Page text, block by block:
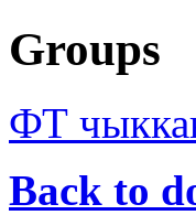
Groups
ФТ
Back to